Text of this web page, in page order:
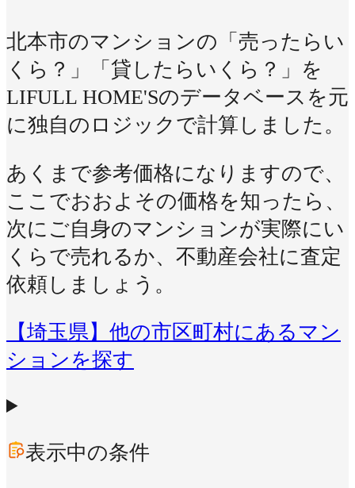
北本市のマンションの「売ったらい
くら？」「貸したらいくら？」を
LIFULL HOME'Sのデータベースを元
に独自のロジックで計算しました。
あくまで参考価格になりますので、
ここでおおよその価格を知ったら、
次にご自身のマンションが実際にい
くらで売れるか、不動産会社に査定
依頼しましょう。
【埼玉県】他の市区町村にあるマン
ションを探す
表示中の条件